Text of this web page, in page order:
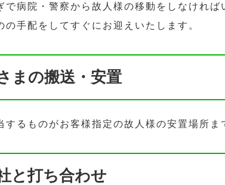
で病院・警察から故人様の移動をしなけれ
の手配をしてすぐにお迎えいたします。
まの搬送・安置
するものがお客様指定の故人様の安置場所ま
と打ち合わせ